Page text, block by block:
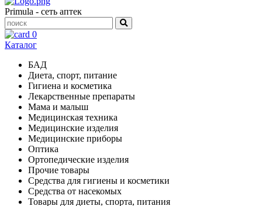
Primula - сеть аптек
0
Каталог
БАД
Диета, спорт, питание
Гигиена и косметика
Лекарственные препараты
Мама и малыш
Медицинская техника
Медицинские изделия
Медицинские приборы
Оптика
Ортопедические изделия
Прочие товары
Средства для гигиены и косметики
Средства от насекомых
Товары для диеты, спорта, питания